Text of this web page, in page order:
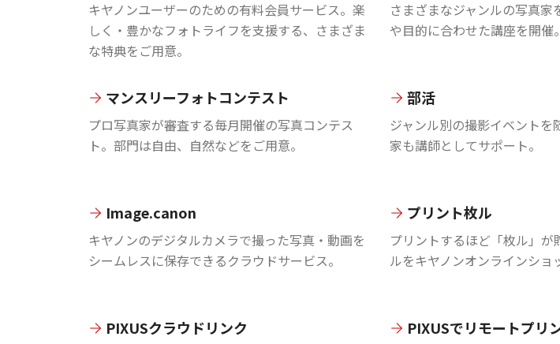
キヤノンユーザーのための有料会員サービス。楽
しく・豊かなフォトライフを支援する、さまざま
な特典をご用意。
さまざまなジャンルの写真家
や目的に合わせた講座を開催。
マンスリーフォトコンテスト
プロ写真家が審査する毎月開催の写真コンテス
ト。部門は自由、自然などをご用意。
部活
ジャンル別の撮影イベントを
家も講師としてサポート。
Image.canon
キヤノンのデジタルカメラで撮った写真・動画を
シームレスに保存できるクラウドサービス。
プリント枚ル
プリントするほど「枚ル」が
ルをキヤノンオンラインショ
PIXUSクラウドリンク PIXUSでリモートプリ